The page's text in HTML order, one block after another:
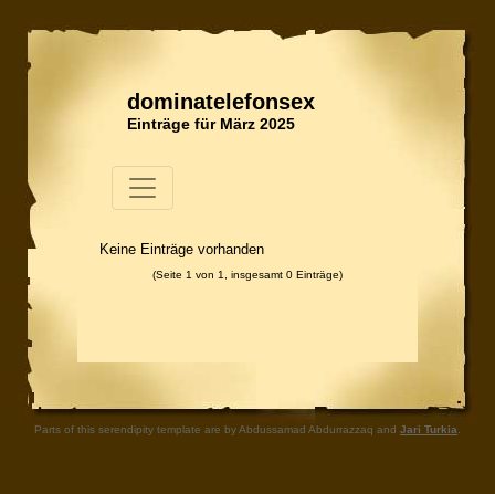
dominatelefonsex
Einträge für März 2025
Keine Einträge vorhanden
(Seite 1 von 1, insgesamt 0 Einträge)
Parts of this serendipity template are by Abdussamad Abdurrazzaq and Jari Turkia